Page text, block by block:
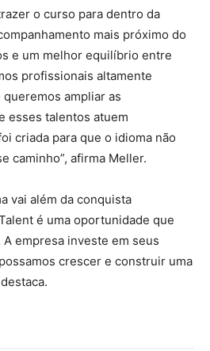
o curso para dentro da
mais próximo do
e um melhor equilíbrio entre
profissionais altamente
ampliar as
esses talentos atuem
criada para que o idioma não
caminho”, afirma Meller.
vai além da conquista
é uma oportunidade que
empresa investe em seus
crescer e construir uma